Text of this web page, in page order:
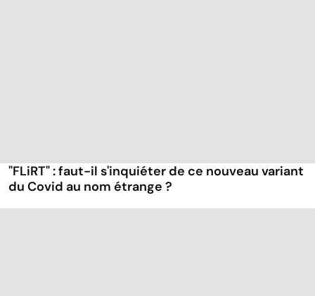
"FLiRT" : faut-il s'inquiéter de ce nouveau variant
du Covid au nom étrange ?